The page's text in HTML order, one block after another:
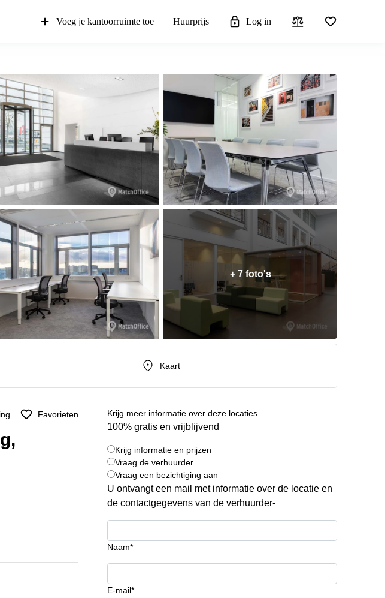
Voeg je kantoorruimte toe Huurprijs Log in
+ 7 foto's
Kaart
Favorieten Krijg meer informatie over deze locaties
100% gratis en vrijblijvend
Krijg informatie en prijzen
Vraag de verhuurder
Vraag een bezichtiging aan
U ontvangt een mail met informatie over de locatie en
de contactgegevens van de verhuurder-
Naam*
E-mail*